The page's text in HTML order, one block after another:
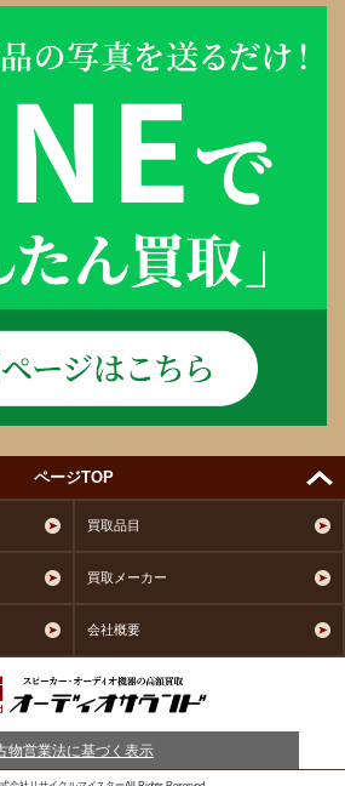
ページTOP
買取品目
買取メーカー
会社概要
物営業法に基づく表示